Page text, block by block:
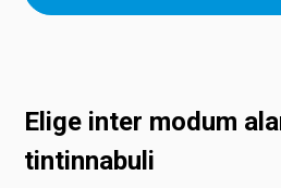
Elige inter modum
tintinnabuli